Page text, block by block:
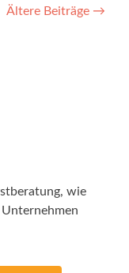
Ältere Beiträge →
wie